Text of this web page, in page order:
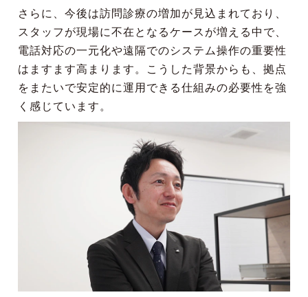
さらに、今後は訪問診療の増加が見込まれており、
スタッフが現場に不在となるケースが増える中で、
電話対応の一元化や遠隔でのシステム操作の重要性
はますます高まります。こうした背景からも、拠点
をまたいで安定的に運用できる仕組みの必要性を強
く感じています。